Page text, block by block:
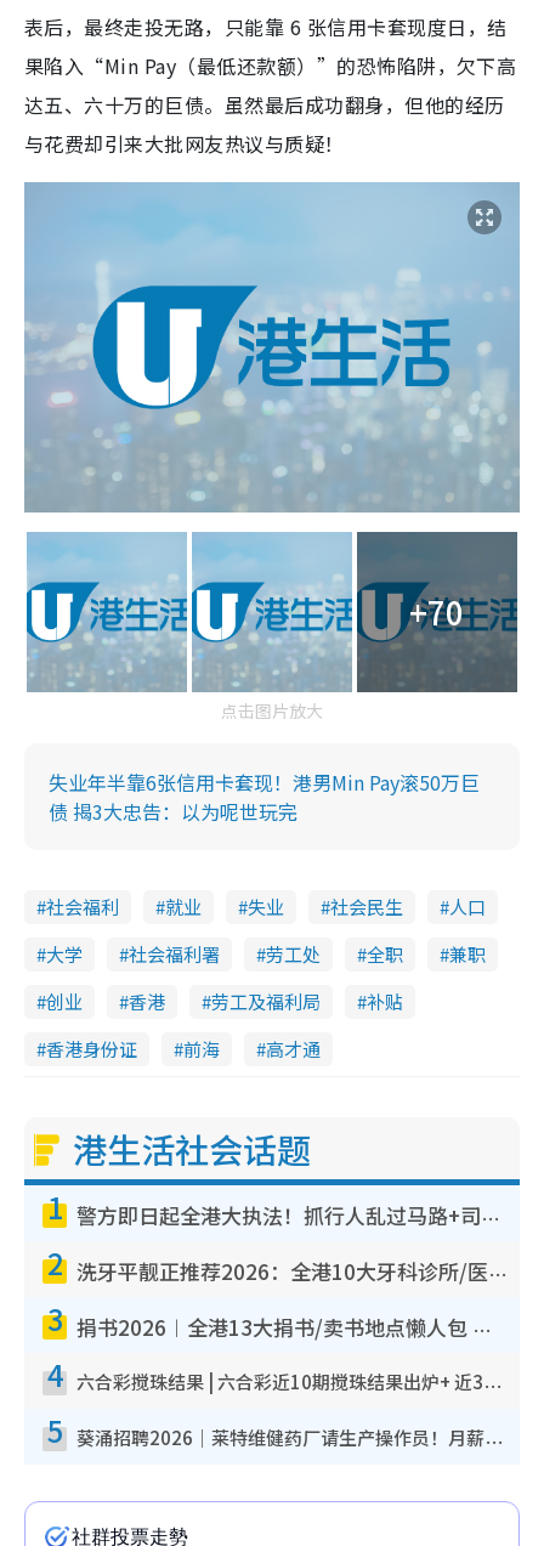
表后，最终走投无路，只能靠 6 张信用卡套现度日，结
果陷入“Min Pay（最低还款额）”的恐怖陷阱，欠下高
达五、六十万的巨债。虽然最后成功翻身，但他的经历
与花费却引来大批网友热议与质疑！
+70
点击图片放大
失业年半靠6张信用卡套现！港男Min Pay滚50万巨
债 揭3大忠告：以为呢世玩完
社会福利 就业 失业 社会民生
人口
大学
社会福利署 劳工处 全职
兼职
创业
香港 劳工及福利局
补贴
香港身份证
前海 高才通
港生活社会话题
1 警方即日起全港大执法！抓行人乱过马路+司机不专注驾驶！乱过马路罚$2000
2 洗牙平靓正推荐2026：全港10大牙科诊所/医院懒人包，夜诊至8点/镇静洁牙/医疗券适用
3 捐书2026︱全港13大捐书/卖书地点懒人包 二手课本最高$150＋旧书换免费咖啡/戏票
4 六合彩搅珠结果 | 六合彩近10期搅珠结果出炉+ 近30期最旺热门中奖号码
5 葵涌招聘2026｜莱特维健药厂请生产操作员！月薪高达$1.7万 冷气厂房/五天工作/保障双粮